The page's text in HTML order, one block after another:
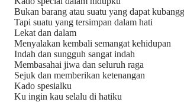
Bukan barang atau suatu yang dapat
Tapi suatu yang tersimpan dalam hati
Lekat dan dalam
Menyalakan kembali semangat kehidupan
Indah dan sungguh sangat indah
Membasahai jiwa dan seluruh raga
Sejuk dan memberikan ketenangan
Kado spesialku
Ku ingin kau selalu di hatiku